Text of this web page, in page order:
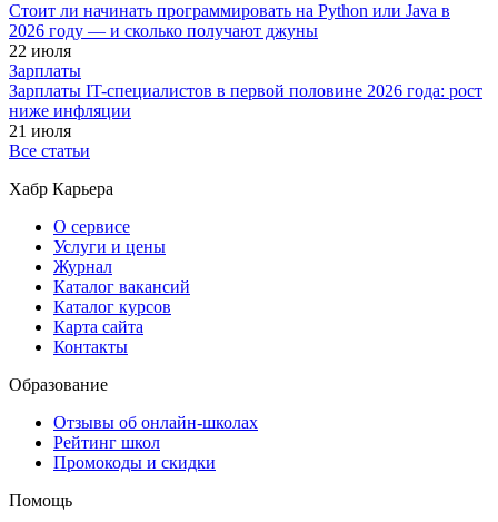
Стоит ли начинать программировать на Python или Java в
2026 году — и сколько получают джуны
22 июля
Зарплаты
Зарплаты IT-специалистов в первой половине 2026 года: рост
ниже инфляции
21 июля
Все статьи
Хабр Карьера
О сервисе
Услуги и цены
Журнал
Каталог вакансий
Каталог курсов
Карта сайта
Контакты
Образование
Отзывы об онлайн-школах
Рейтинг школ
Промокоды и скидки
Помощь